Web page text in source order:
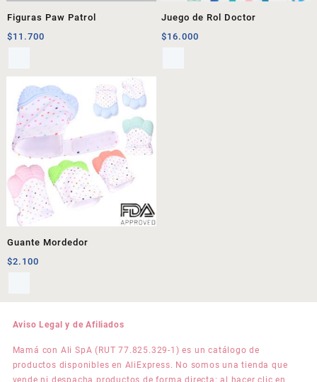
Figuras Paw Patrol
$11.700
Juego de Rol Doctor
$16.000
Guante Mordedor
$2.100
Aviso Legal y de Afiliados
Mamá con Ali SpA (RUT 77.825.329-1) es un catálogo de
productos disponibles en AliExpress. No somos una tienda que